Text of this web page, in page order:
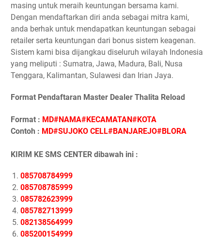
masing untuk meraih keuntungan bersama kami.
Dengan mendaftarkan diri anda sebagai mitra kami,
anda berhak untuk mendapatkan keuntungan sebagai
retailer serta keuntungan dari bonus sistem keagenan.
Sistem kami bisa dijangkau diseluruh wilayah Indonesia
yang meliputi : Sumatra, Jawa, Madura, Bali, Nusa
Tenggara, Kalimantan, Sulawesi dan Irian Jaya.
Format Pendaftaran Master Dealer Thalita Reload
Format : MD#NAMA#KECAMATAN#KOTA
Contoh : MD#SUJOKO CELL#BANJAREJO#BLORA
KIRIM KE SMS CENTER dibawah ini :
085708784999
085708785999
085782623999
085782713999
082138564999
085200154999